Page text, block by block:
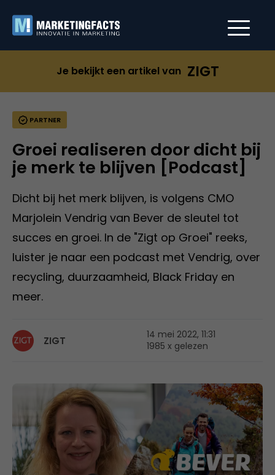
Je bekijkt een artikel van ZIGT
PARTNER
Groei realiseren door dicht bij
je merk te blijven [Podcast]
Dicht bij het merk blijven, is volgens CMO
Marjolein Vendrig van Bever de sleutel tot
succes en groei. In de "Zigt op Groei" reeks,
luister je naar een podcast met Vendrig, over
recycling, duurzaamheid, Black Friday en
meer.
ZIGT
14 mei 2022, 11:31
1985 x gelezen